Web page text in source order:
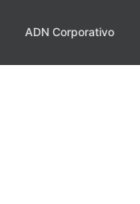
ADN Corporativo